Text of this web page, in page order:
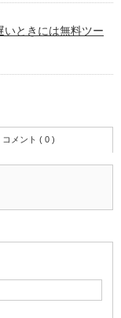
いときには無料ツー
コメント ( 0 )